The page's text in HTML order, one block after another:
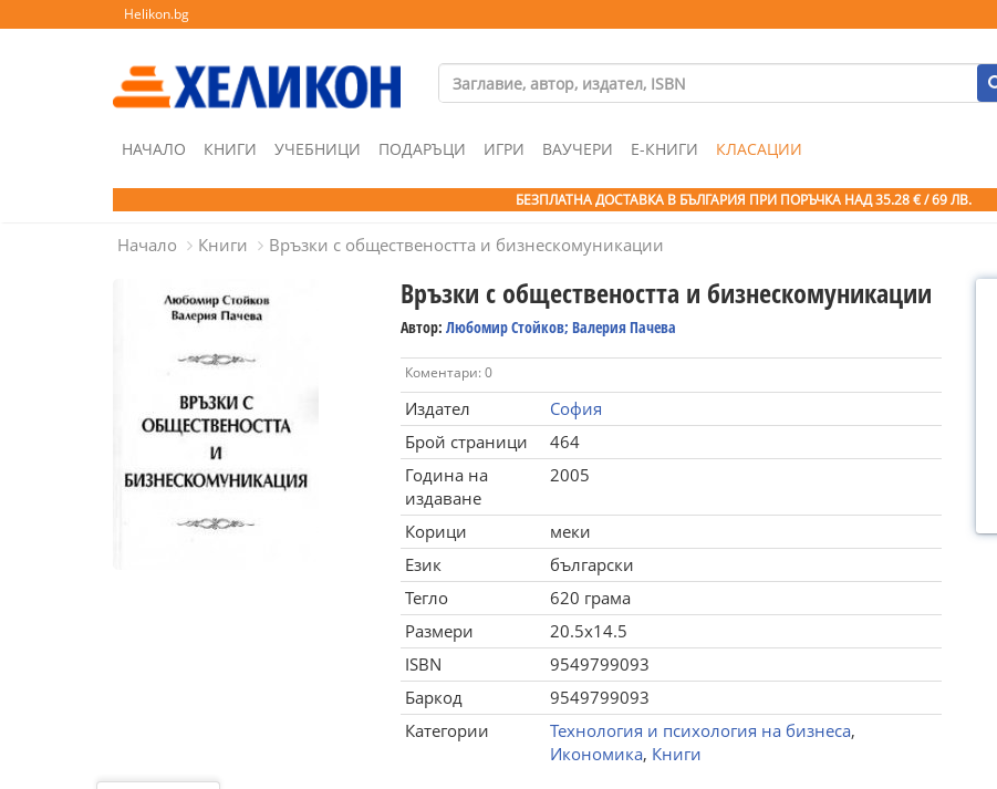
Helikon.bg
НАЧАЛО КНИГИ УЧЕБНИЦИ ПОДАРЪЦИ ИГРИ ВАУЧЕРИ Е-КНИГИ КЛАСАЦИИ
БЕЗПЛАТНА ДОСТАВКА В БЪЛГАРИЯ ПРИ ПОРЪЧКА НАД 35.28 € / 69 ЛВ.
Начало Книги Връзки с обществеността и бизнескомуникации
Връзки с обществеността и бизнескомуникации
Автор: Любомир Стойков; Валерия Пачева
Коментари: 0
Издател
София
Брой страници
464
Година на
издаване
2005
Корици
меки
Език
български
Тегло
620 грама
Размери
20.5x14.5
ISBN
9549799093
Баркод
9549799093
Категории
Технология и психология на бизнеса,
Икономика, Книги